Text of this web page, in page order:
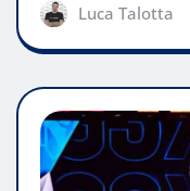
Luca Talotta